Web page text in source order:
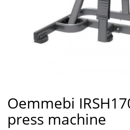
Oemmebi
press machine